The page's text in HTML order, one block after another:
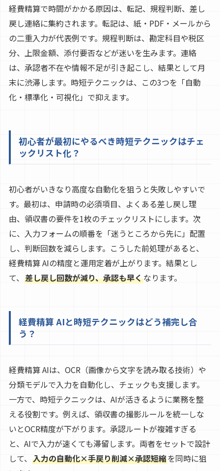
経費精算で時間がかかる原因は、転記、規程判断、差し
戻し連絡に集約されます。転記は、紙・PDF・メールから
の二重入力が代表例です。規程判断は、勘定科目や税区
分、上限金額、添付要否などが迷いを生みます。連絡
は、承認者不在や情報不足が引き起こし、結果として月
末に渋滞します。時短テクニックは、この3つを「自動
化・標準化・可視化」で抑えます。
初心者が最初にやるべき時短テクニックはチェ
ックリスト化？
初心者がいきなり高度な自動化を狙うと失敗しやすいで
す。最初は、申請時の必須項目、よくある差し戻し理
由、領収書の要件を1枚のチェックリストにします。次
に、入力フォームの順番を「迷うところから先に」配置
し、判断回数を減らします。こうした前処理があると、
経費精算 AIの精度と運用定着が上がります。結果とし
て、 差し戻し回数が減り、承認も早くなります。
経費精算 AIと時短テクニックはどう補完し合
う？
経費精算 AIは、OCR（画像から文字を読み取る技術）や
分類モデルで入力を自動化し、チェックも支援します。
一方で、時短テクニックは、AIが活きるように業務を整
える役割です。例えば、領収書の撮影ルールを統一しな
いとOCR精度が下がります。承認ルートが複雑すぎる
と、AIで入力が速くても滞留します。両者をセットで設計
して、 入力の自動化×手戻り削減×承認短縮を同時に狙